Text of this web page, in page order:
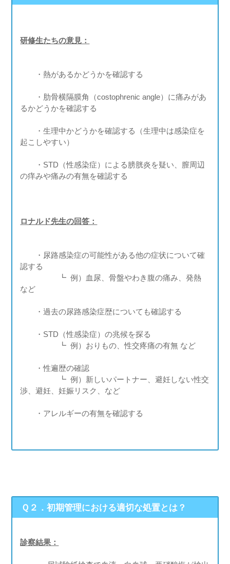
研修生たちの意見：
・熱があるかどうかを確認する
・肋骨横隔膜角（costophrenic angle）に痛みがあ
るかどうかを確認する
・生理中かどうかを確認する（生理中は感染症を
起こしやすい）
・STD（性感染症）による膀胱炎を疑い、膣周辺
の痒みや痛みの有無を確認する
ロナルド先生の回答：
・尿路感染症の可能性がある他の症状について確
認する
┗ 例）血尿、骨盤やわき腹の痛み、発熱
など
・過去の尿路感染症歴についても確認する
・STD（性感染症）の兆候を探る
┗ 例）おりもの、性交疼痛の有無 など
・性遍歴の確認
┗ 例）新しいパートナー、避妊しない性交
渉、避妊、妊娠リスク、など
・アレルギーの有無を確認する
Ｑ２．初期管理における適切な処置とは？
診察結果：